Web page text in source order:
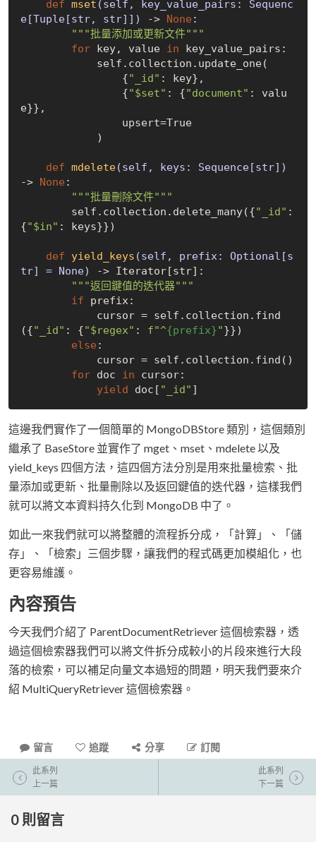
def mset (self, key_value_pairs: Sequenc
e[Tuple[str, str]])
-> None :
"""批量添加或更新文件"""
for key, value in key_value_pairs:
                {
"_id" : key},
                {
"$set" : {"document" : valu
e}},
                upsert=
True
def mdelete(self, keys: Sequence[str])
->
None :
"""批量刪除文件"""
        self.collection.delete_many({
"_id" :
{"$in" : keys}})
def yield_keys (self, prefix: Optional[s
tr] = None)
-> Iterator[str]:
"""返回鍵值的迭代器"""
if prefix:
({"_id" : {"$regex" : f"^{prefix}"}})
else :
for doc in cursor:
yield doc[ "_id"
這邊我們實作了一個簡單的 MongoDBStore 類別，這個類別
繼承了 BaseStore 並實作了 mget、mset、mdelete 以及
yield_keys 四個方法，這四個方法分別是用來批量檢索、批
量添加或更新、批量刪除以及返回鍵值的迭代器，這樣我們
就可以將文本資料持久化到 MongoDB 中了。
如此一來我們就可以將整體的流程拆分成，「計算」、「儲
存」、「檢索」三個步驟，讓我們的程式碼更加模組化，也
更容易維護。
內容預告
今天我們介紹了 ParentDocumentRetriever 這個檢索器，透
過這個檢索器我們可以將文件拆分成較小的片段來進行大段
落的檢索，可以補足向量文本過短的問題，明天我們要來介
紹 MultiQueryRetriever 這個檢索器。
留言 追蹤 分享 訂閱
此系列
上一篇
此系列
下一篇
0 則留言